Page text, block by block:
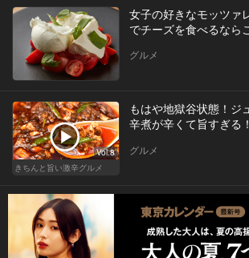
女子の好きなモッツァ
でチーズを食べるなら
グルメ
Vol.8
きちんと旨い激辛グルメ
もはや地獄谷状態！ジ
辛煮が辛くて旨すぎる！
グルメ